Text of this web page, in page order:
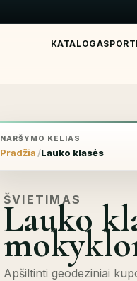
KATALOGAS
NARŠYMO KELIAS
Pradžia Lauko klasės
ŠVIETIMAS
Lauko
Apšiltinti geodeziniai